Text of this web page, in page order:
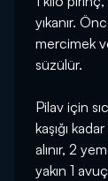
yıkanır.
mercimek
süzülür.
Pilav için
kaşığı
alınır, 2
yakın 1